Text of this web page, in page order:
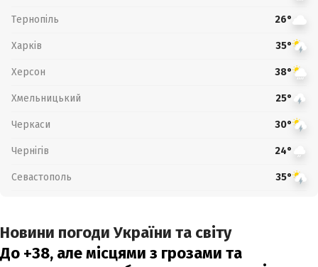
Тернопіль 26°
Харків 35°
Херсон 38°
Хмельницький 25°
Черкаси 30°
Чернігів 24°
Севастополь 35°
Новини погоди України та світу
До +38, але місцями з грозами та